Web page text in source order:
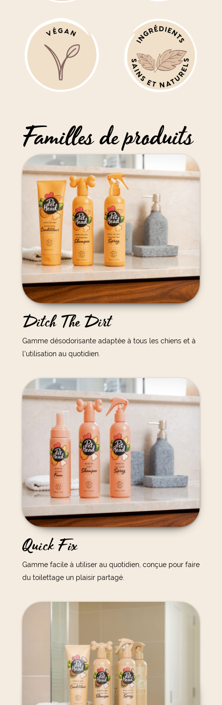
Familles de produits
Ditch The Dirt
Gamme désodorisante adaptée à tous les chiens et à
l'utilisation au quotidien.
Quick Fix
Gamme facile à utiliser au quotidien, conçue pour faire
du toilettage un plaisir partagé.